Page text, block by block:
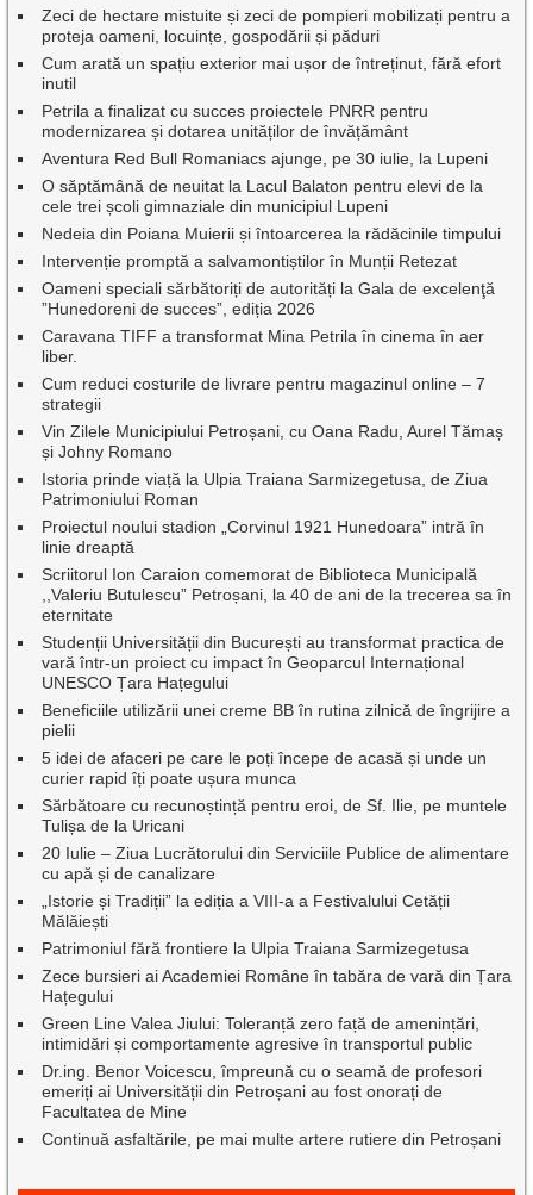
Zeci de hectare mistuite și zeci de pompieri mobilizați pentru a
proteja oameni, locuințe, gospodării și păduri
Cum arată un spațiu exterior mai ușor de întreținut, fără efort
inutil
Petrila a finalizat cu succes proiectele PNRR pentru
modernizarea și dotarea unităților de învățământ
Aventura Red Bull Romaniacs ajunge, pe 30 iulie, la Lupeni
O săptămână de neuitat la Lacul Balaton pentru elevi de la
cele trei școli gimnaziale din municipiul Lupeni
Nedeia din Poiana Muierii și întoarcerea la rădăcinile timpului
Intervenție promptă a salvamontiștilor în Munții Retezat
Oameni speciali sărbătoriți de autorități la Gala de excelenţă
”Hunedoreni de succes”, ediția 2026
Caravana TIFF a transformat Mina Petrila în cinema în aer
liber.
Cum reduci costurile de livrare pentru magazinul online – 7
strategii
Vin Zilele Municipiului Petroșani, cu Oana Radu, Aurel Tămaș
și Johny Romano
Istoria prinde viață la Ulpia Traiana Sarmizegetusa, de Ziua
Patrimoniului Roman
Proiectul noului stadion „Corvinul 1921 Hunedoara” intră în
linie dreaptă
Scriitorul Ion Caraion comemorat de Biblioteca Municipală
,,Valeriu Butulescu” Petroșani, la 40 de ani de la trecerea sa în
eternitate
Studenții Universității din București au transformat practica de
vară într-un proiect cu impact în Geoparcul Internațional
UNESCO Țara Hațegului
Beneficiile utilizării unei creme BB în rutina zilnică de îngrijire a
pielii
5 idei de afaceri pe care le poți începe de acasă și unde un
curier rapid îți poate ușura munca
Sărbătoare cu recunoștință pentru eroi, de Sf. Ilie, pe muntele
Tulișa de la Uricani
20 Iulie – Ziua Lucrătorului din Serviciile Publice de alimentare
cu apă și de canalizare
„Istorie și Tradiții” la ediția a VIII-a a Festivalului Cetății
Mălăiești
Patrimoniul fără frontiere la Ulpia Traiana Sarmizegetusa
Zece bursieri ai Academiei Române în tabăra de vară din Țara
Hațegului
Green Line Valea Jiului: Toleranță zero față de amenințări,
intimidări și comportamente agresive în transportul public
Dr.ing. Benor Voicescu, împreună cu o seamă de profesori
emeriți ai Universității din Petroșani au fost onorați de
Facultatea de Mine
Continuă asfaltările, pe mai multe artere rutiere din Petroșani